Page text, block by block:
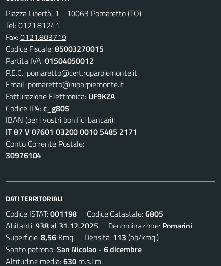
Piazza Libertà, 1 - 10063 Pomaretto (TO)
Tel:0121.81241
Fax:0121.803719
Codice Fiscale:85003270015
Partita IVA:01504050012
P.E.C.: pomaretto@cert.ruparpiemonte.it
Email: pomaretto@ruparpiemonte.it
Fatturazione Elettronica: UF9KZA
Codice IPA:c_g805
IBAN (per i vostri bonifici bancari):
IT 87 V 07601 03200 0010 5485 2171
Conto Corrente Postale:
30976104
DATI TERRITORIALI
Codice ISTAT:001198 Codice Catastale:G805
Abitanti:938 al 31.12.2025 Denominazione: Pomarini
Superficie:8,56 Kmq. Densità: 113 (ab/kmq.)
Santo patrono:San Nicolao - 6 dicembre
Altitudine media:630 m.s.l.m.